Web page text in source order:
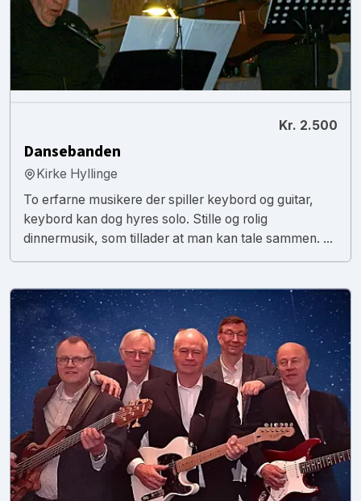
Kr. 2.500
Dansebanden
Kirke Hyllinge
To erfarne musikere der spiller keybord og guitar,
keybord kan dog hyres solo. Stille og rolig
dinnermusik, som tillader at man kan tale sammen. ...